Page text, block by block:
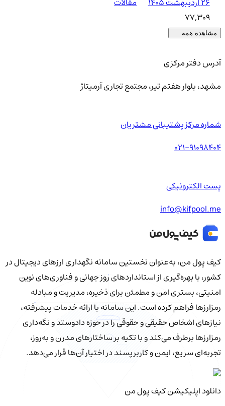
77,309
مشاهده همه
آدرس دفتر مرکزی
مشهد، بلوار هفتم تیر، مجتمع تجاری آرمیتاژ
شماره مرکز پشتیبانی مشتریان
021-91098404
پست الکترونیکی
info@kifpool.me
کیف‌ پول من، به‌عنوان نخستین سامانه نگهداری ارزهای دیجیتال در
کشور، با بهره‌گیری از استانداردهای روز جهانی و فناوری‌های نوین
امنیتی، بستری امن و مطمئن برای ذخیره، مدیریت و مبادله
رمزارزها فراهم کرده است. این سامانه با ارائه خدمات پیشرفته،
نیازهای اشخاص حقیقی و حقوقی را در حوزه دادوستد و نگه‌داری
رمزارزها برطرف می‌کند و با تکیه بر ساختارهای مدرن و به‌روز،
تجربه‌ای سریع، ایمن و کاربرپسند در اختیار آن‌ها قرار می‌دهد.
دانلود اپلیکیشن کیف‌ پول من